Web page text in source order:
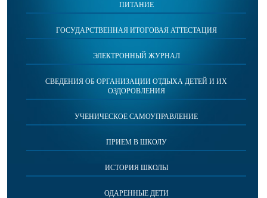
ПИТАНИЕ
ГОСУДАРСТВЕННАЯ ИТОГОВАЯ АТТЕСТАЦИЯ
ЭЛЕКТРОННЫЙ ЖУРНАЛ
СВЕДЕНИЯ ОБ ОРГАНИЗАЦИИ ОТДЫХА ДЕТЕЙ И ИХ
ОЗДОРОВЛЕНИЯ
УЧЕНИЧЕСКОЕ САМОУПРАВЛЕНИЕ
ПРИЕМ В ШКОЛУ
ИСТОРИЯ ШКОЛЫ
ОДАРЕННЫЕ ДЕТИ